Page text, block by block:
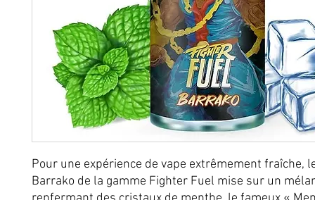
Pour une expérience de vape extrêmement fraîche,
Barrako de la gamme Fighter Fuel mise sur un